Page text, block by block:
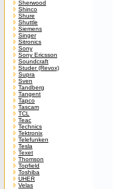
Sherwood
Shinco
Shure
Shuttle
Siemens
Singer
Sitronics
Sony
Sony Ericsson
Soundcraft
Studer (Revox)
Supra
Sven
Tandberg
Tangent
Tapco
Tascam
TCL
Teac
Technics
Tektronix
Telefunken
Tesla
Texet
Thomson
Topfield
Toshiba
UHER
Velas